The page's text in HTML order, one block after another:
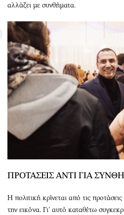
αλλάζει με συνθήματα.
ΠΡΟΤΑΣΕΙΣ ΑΝΤΙ ΓΙΑ
Η πολιτική κρίνεται από τις
την εικόνα. Γι’ αυτό καταθέτω